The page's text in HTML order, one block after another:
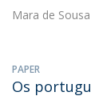
Mara de
PAPER
Os